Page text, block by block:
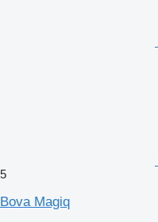
5
Bova Magiq